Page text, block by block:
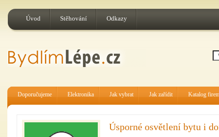
Úvod Stěhování Odkazy
Doporučujeme Elektronika Jak vybrat Jak zařídit Katalog
Úsporné osvětlení bytu i